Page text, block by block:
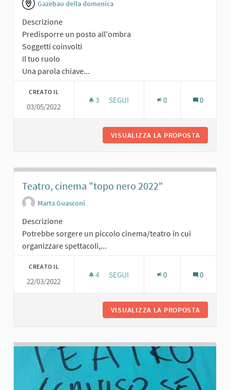
Gazebao della domenica
Descrizione
Predisporre un posto all'ombra
Soggetti coinvolti
Il tuo ruolo
Una parola chiave...
CREATO IL
03/05/2022
3 3 SOSTENITORI
SEGUI 0 0
VISUALIZZA LA PROPOSTA
Teatro, cinema "topo nero 2022"
Marta Guasconi
Descrizione
Potrebbe sorgere un piccolo cinema/teatro in cui
organizzare spettacoli,...
CREATO IL
22/03/2022
4 4 SOSTENITORI
SEGUI 0 0
VISUALIZZA LA PROPOSTA